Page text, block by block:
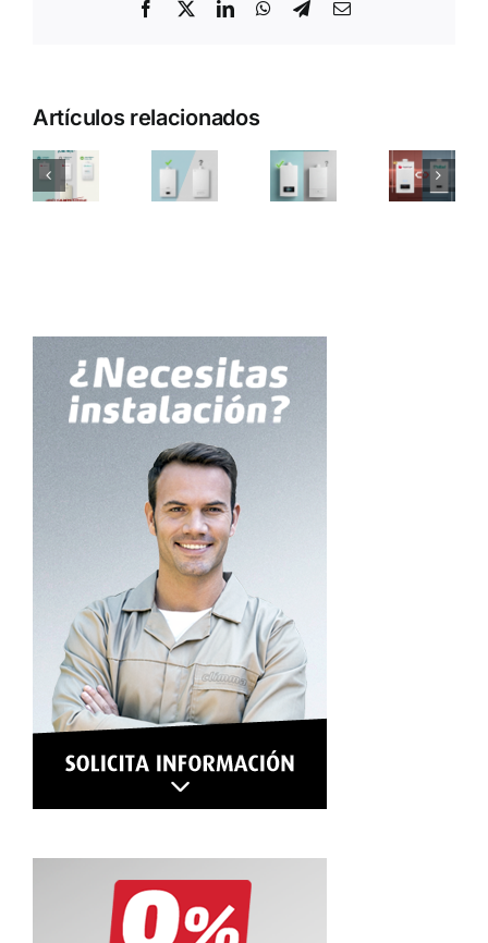
Facebook
X LinkedInWhatsApp
TelegramCorreo
Artículos relacionados